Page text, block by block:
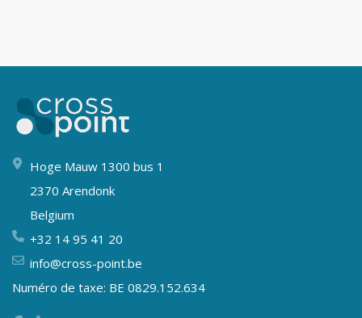
Hoge Mauw 1300 bus 1
2370 Arendonk
Belgium
+32 14 95 41 20
info@cross-point.be
Numéro de taxe: BE 0829.152.634